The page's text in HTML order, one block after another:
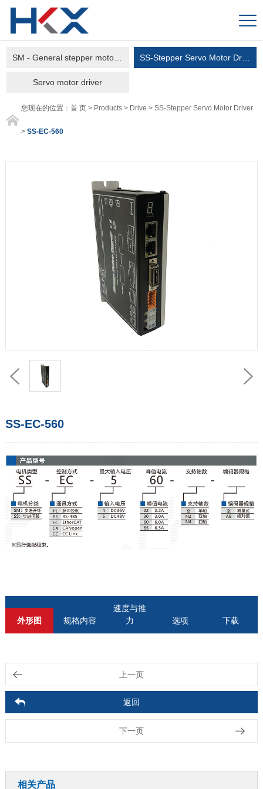
Servo motor driver
您现在的位置：首 页 > Products > Drive >SS-Stepper Servo Motor Driver
>SS-EC-560
SS-EC-560
外形图 规格内容
速度与推
力
选项 下载
上一页
返回
下一页
相关产品